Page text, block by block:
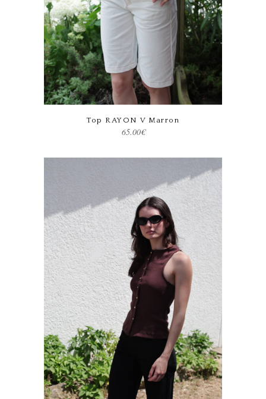
Ce produit a plusieurs variations. Les options peuvent être choisies sur la page du produit
Top RAYON V Marron
65.00€